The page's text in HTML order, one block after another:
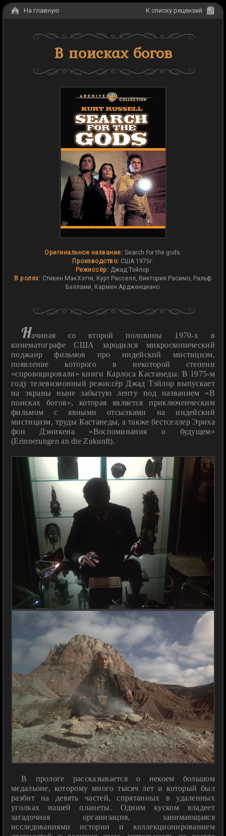
На главную К списку рецензий
В поисках богов
Оригинальное название: Search for the gods.
Производство: США 1975г.
Режиссёр: Джад Тэйлор.
В ролях: Стивен МакХэтти, Курт Расселл, Виктория Расимо, Ральф
Бэллами, Кармен Ардженциано.
Рецензия на фильм «В поисках богов»
Начиная со второй половины 1970-х в
кинематографе США зародился микроскопический
поджанр фильмов про индейский мистицизм,
появление которого в некоторой степени
«спровоцировали» книги Карлоса Кастанеды. В 1975-м
году телевизионный режиссёр Джад Тэйлор выпускает
на экраны ныне забытую ленту под названием «В
поисках богов», которая является приключенческим
фильмом с явными отсылками на индейский
мистицизм, труды Кастанеды, а также бестселлер Эриха
фон Дэникена «Воспоминания о будущем»
(Erinnerungen an die Zukunft).
В прологе рассказывается о некоем большом
медальоне, которому много тысяч лет и который был
разбит на девять частей, спрятанных в удаленных
уголках нашей планеты. Одним куском владеет
загадочная организация, занимающаяся
исследованиями истории и коллекционированием